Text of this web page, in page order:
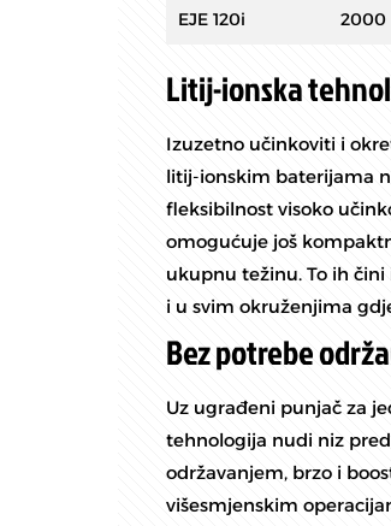
EJE 120i 2000
Litij-ionska
Izuzetno učinkoviti i
litij-ionskim baterijama
fleksibilnost visoko
omogućuje još
ukupnu težinu. To ih
i u svim okruženjima
Bez potrebe
Uz ugrađeni punjač za
tehnologija nudi niz
održavanjem, brzo i
višesmjenskim